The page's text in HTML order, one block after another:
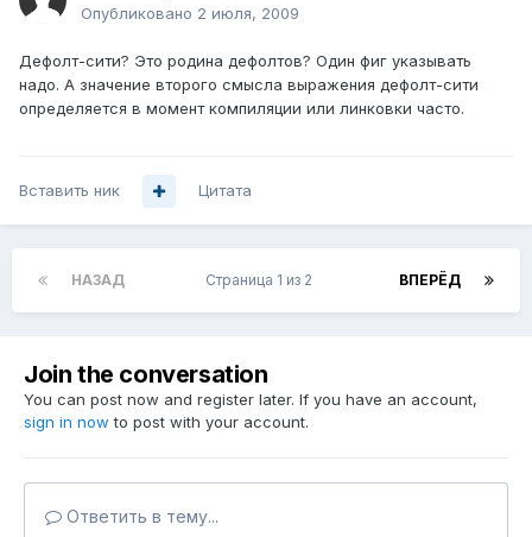
Опубликовано 2 июля, 2009
Дефолт-сити? Это родина дефолтов? Один фиг указывать
надо. А значение второго смысла выражения дефолт-сити
определяется в момент компиляции или линковки часто.
Вставить ник Цитата
НАЗАД ВПЕРЁД
Страница 1 из 2
Join the conversation
You can post now and register later. If you have an account,
sign in now to post with your account.
Ответить в тему...